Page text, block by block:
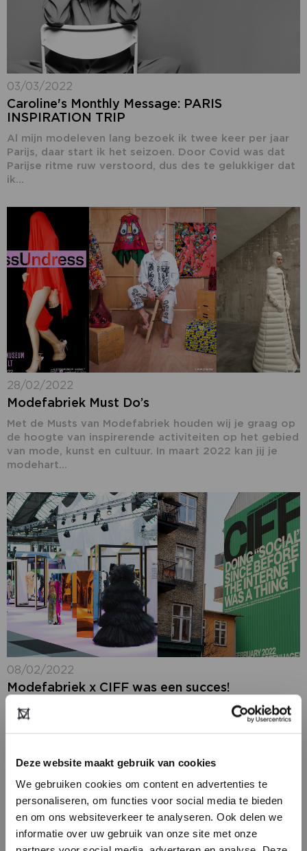
Deze website maakt gebruik van cookies
We gebruiken cookies om content en advertenties te
personaliseren, om functies voor social media te bieden
en om ons websiteverkeer te analyseren. Ook delen we
informatie over uw gebruik van onze site met onze
03/03/2022
Caroline's Monthly Message: PARIS
INSPIRATION TRIP
Al mijn modeleven lang bezoek ik twee keer per jaar
Parijs, daar start ik het seizoen. Door Covid was dat
Parijse ritme ruw verstoord, dus des te gelukkiger dat
ik...
28/02/2022
Modefabriek Must Do’s
Met de Musts van Modefabriek houden wij je graag op
de hoogte van inspirerende activiteiten op het gebied
van mode, kunst en cultuur. In maart 2022 kan jij je
modehart...
08/02/2022
Modefabriek x CIFF was een succes!
Modefabriek heeft een superleuke exchange met
Copenhagen International Fashion Fair (CIFF). Van 2-4
gepresenteerd op CIFF: Aaiko, Summum, LaSalle,...